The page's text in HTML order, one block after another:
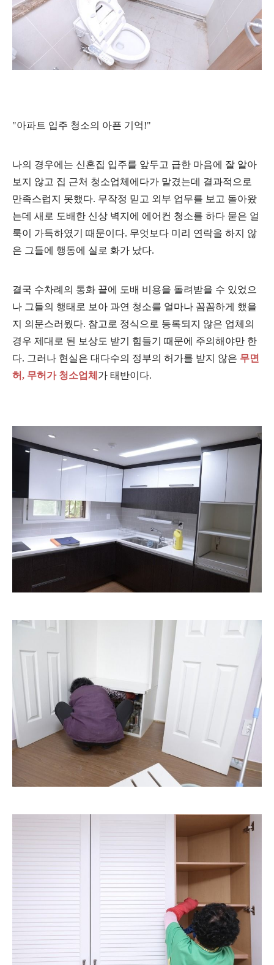
"아파트 입주 청소의 아픈 기억!"
나의 경우에는 신혼집 입주를 앞두고 급한 마음에 잘 알아
보지 않고 집 근처 청소업체에다가 맡겼는데 결과적으로
만족스럽지 못했다. 무작정 믿고 외부 업무를 보고 돌아왔
는데 새로 도배한 신상 벽지에 에어컨 청소를 하다 묻은 얼
룩이 가득하였기 때문이다. 무엇보다 미리 연락을 하지 않
은 그들에 행동에 실로 화가 났다.
결국 수차례의 통화 끝에 도배 비용을 돌려받을 수 있었으
나 그들의 행태로 보아 과연 청소를 얼마나 꼼꼼하게 했을
지 의문스러웠다. 참고로 정식으로 등록되지 않은 업체의
경우 제대로 된 보상도 받기 힘들기 때문에 주의해야만 한
다. 그러나 현실은 대다수의 정부의 허가를 받지 않은 무면
허, 무허가 청소업체 가 태반이다.